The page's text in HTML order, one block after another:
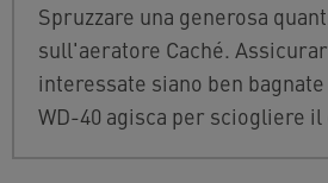
Spruzzare una generosa
sull'aeratore Caché.
interessate siano ben
WD-40 agisca per sciogliere il